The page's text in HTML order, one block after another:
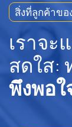
สิ่งที่ลูกค้าขอ
เราจ
สดใส:
พึงพอ